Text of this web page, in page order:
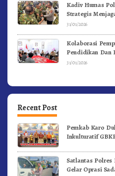
Kadiv Humas
Strategis
dan NKRI
31/01/2026
Kolaborasi
Pendidikan Dan
31/01/2026
Recent Post
Pemkab Karo
Inkulturatif
Satlantas Polres
Gelar Oprasi